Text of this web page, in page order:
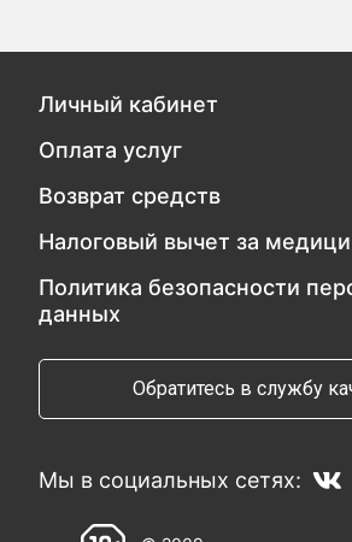
Личный кабинет
Оплата услуг
Возврат средств
Налоговый вычет за
Политика безопасности
данных
Обратитесь в службу
Мы в социальных сетях: